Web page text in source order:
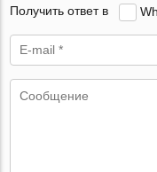
Получить ответ в